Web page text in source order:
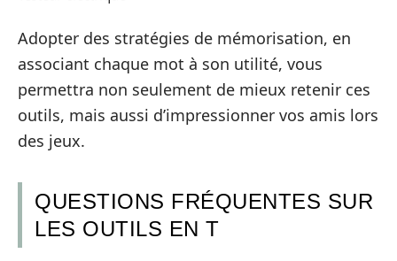
Adopter des stratégies de mémorisation, en
associant chaque mot à son utilité, vous
permettra non seulement de mieux retenir ces
outils, mais aussi d’impressionner vos amis lors
des jeux.
QUESTIONS FRÉQUENTES SUR
LES OUTILS EN T